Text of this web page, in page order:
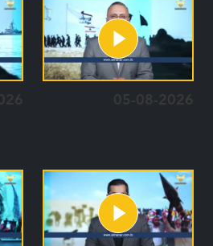
05-08-2026